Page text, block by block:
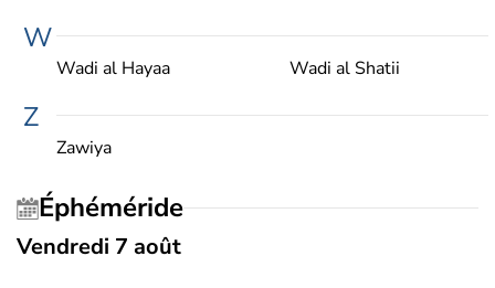
W
Wadi al Hayaa Wadi al Shatii
Z
Zawiya
Éphéméride
Vendredi 7 août